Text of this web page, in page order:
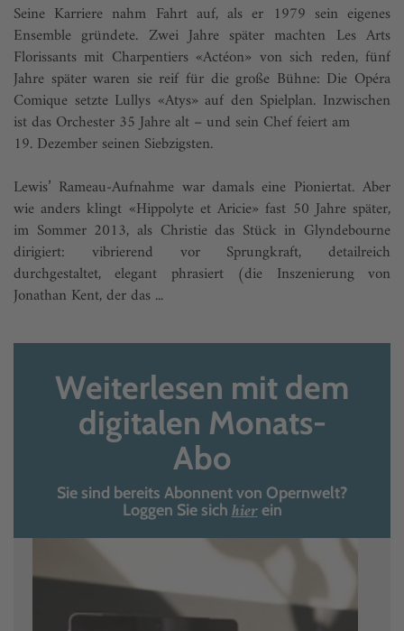
Seine Karriere nahm Fahrt auf, als er 1979 sein eigenes
Ensemble gründete. Zwei Jahre später machten Les Arts
Florissants mit Charpentiers «Actéon» von sich reden, fünf
Jahre später waren sie reif für die große Bühne: Die Opéra
Comique setzte Lullys «Atys» auf den Spielplan. Inzwischen
ist das Orchester 35 Jahre alt – und sein Chef feiert am
19. Dezember seinen Siebzigsten.
Lewis’ Rameau-Aufnahme war damals eine Pioniertat. Aber
wie anders klingt «Hippolyte et Aricie» fast 50 Jahre später,
im Sommer 2013, als Christie das Stück in Glyndebourne
dirigiert: ­vibrierend vor Sprungkraft, detailreich
durchgestaltet, elegant phrasiert (die Inszenierung von
Jonathan Kent, der das ...
Weiterlesen mit dem
digitalen Monats-
Abo
Sie sind bereits Abonnent von Opernwelt?
Loggen Sie sich hierein